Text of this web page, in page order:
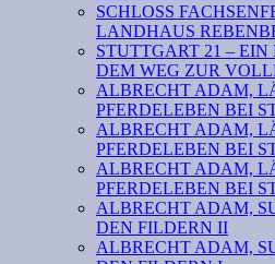
SCHLOSS
LANDHAUS
STUTTGART 21 –
DEM WEG ZUR
ALBRECHT ADAM,
PFERDELEBEN BEI
ALBRECHT ADAM,
PFERDELEBEN BEI
ALBRECHT ADAM,
PFERDELEBEN BEI
ALBRECHT ADAM,
DEN FILDERN II
ALBRECHT ADAM,